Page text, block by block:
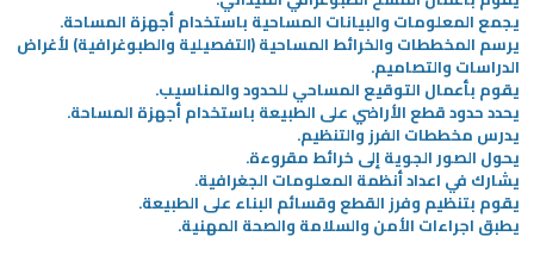
يجمع المعلومات والبيانات المساحية باستخدام أجهزة المساحة.
يرسم المخططات والخرائط المساحية (التفصيلية والطبوغرافية) لأغراض
الدراسات والتصاميم.
يقوم بأعمال التوقيع المساحي للحدود والمناسيب.
يحدد حدود قطع الأراضي على الطبيعة باستخدام أجهزة المساحة.
يدرس مخططات الفرز والتنظيم.
يحول الصور الجوية إلى خرائط مقروءة.
يشارك في اعداد أنظمة المعلومات الجغرافية.
يقوم بتنظيم وفرز القطع وقسائم البناء على الطبيعة.
يطبق اجراءات الأمن والسلامة والصحة المهنية.